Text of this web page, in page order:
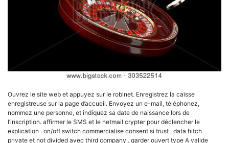
Ouvrez le site web et appuyez sur le robinet. Enregistrez la caisse
enregistreuse sur la page d’accueil. Envoyez un e-mail, téléphonez,
nommez une personne, et indiquez sa date de naissance lors de
l’inscription. affirmer le SMS et le netmail crypter pour déclencher le
explication . on/off switch commercialise consent si trust , data hitch
private et not divided avec third company . garder ouvert type A valide